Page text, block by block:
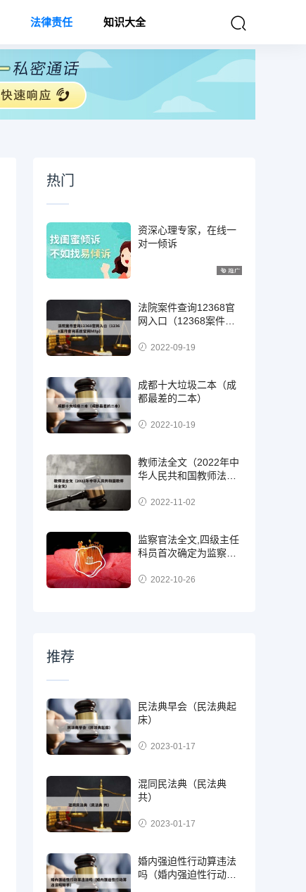
法律责任 知识大全
热门
资深心理专家，在线一
对一倾诉
法院案件查询12368官
网入口（12368案件查
2022-09-19
成都十大垃圾二本（成
都最差的二本）
2022-10-19
教师法全文（2022年中
华人民共和国教师法全
2022-11-02
监察官法全文,四级主任
科员首次确定为监察
级?2022-10-26
推荐
民法典早会（民法典起
床）
2023-01-17
混同民法典（民法典
共）
2023-01-17
婚内强迫性行动算违法
吗（婚内强迫性行动算